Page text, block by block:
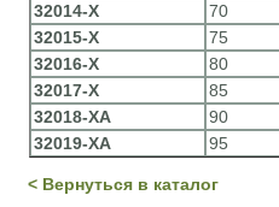
32014-X
70
32015-X
75
32016-X
80
32017-X
85
32018-XA
90
32019-XA
95
< Вернуться в каталог